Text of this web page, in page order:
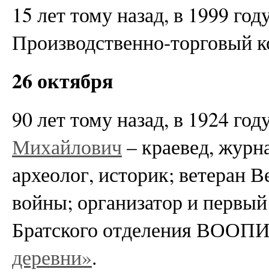
15 лет тому назад, в 1999
Производственно-торговый
26 октября
90 лет тому назад, в 1924
Михайлович– краевед,
археолог, историк; ветеран
войны; организатор и
Братского отделения
деревни».